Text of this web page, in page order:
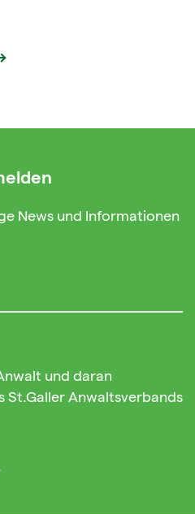
News und Informationen
und daran
St.Galler Anwaltsverbands